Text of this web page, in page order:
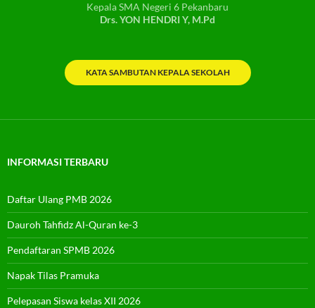
Kepala SMA Negeri 6 Pekanbaru
Drs. YON HENDRI Y, M.Pd
KATA SAMBUTAN KEPALA SEKOLAH
INFORMASI TERBARU
Daftar Ulang PMB 2026
Dauroh Tahfidz Al-Quran ke-3
Pendaftaran SPMB 2026
Napak Tilas Pramuka
Pelepasan Siswa kelas XII 2026